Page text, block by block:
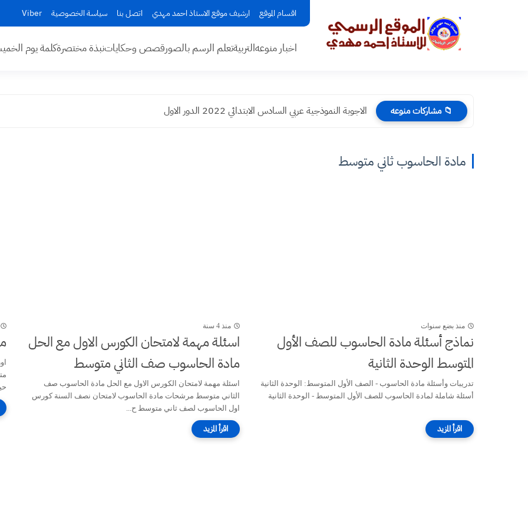
اقسام الموقع ارشيف موقع الاستاذ احمد مهدي اتصل بنا سياسة الخصوصية Viber
اخبار منوعهالتربيةتعلم الرسم بالصورقصص وحكاياتنبذة مختصرةكلمة يوم
📁 مشاركات منوعه الاجوبة النموذجية عربي السادس الابتدائي 2022 الدور الاول
مادة الحاسوب ثاني متوسط
منذ بضع سنوات
نماذج أسئلة مادة الحاسوب للصف الأول
المتوسط الوحدة الثانية
تدريبات وأسئلة مادة الحاسوب - الصف الأول المتوسط: الوحدة الثانية
أسئلة شاملة لمادة الحاسوب للصف الأول المتوسط - الوحدة الثانية
منذ 4 سنة
اسئلة مهمة لامتحان الكورس الاول مع الحل
مادة الحاسوب صف الثاني متوسط
اسئلة مهمة لامتحان الكورس الاول مع الحل مادة الحاسوب صف
الثاني متوسط مرشحات مادة الحاسوب لامتحان نصف السنة كورس
اول الحاسوب لصف ثاني متوسط ح...